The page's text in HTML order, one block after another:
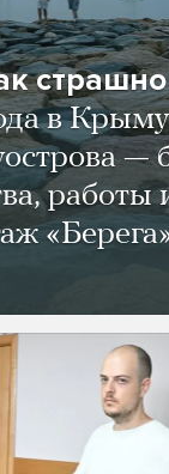
в
—
работы